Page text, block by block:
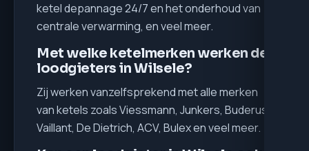
ketel depannage 24/7 en het onderhoud van
centrale verwarming, en veel meer.
Met welke ketelmerken werken de
loodgieters in Wilsele?
Zij werken vanzelfsprekend met alle merken
van ketels zoals Viessmann, Junkers, Buderus,
Vaillant, De Dietrich, ACV, Bulex en veel meer.